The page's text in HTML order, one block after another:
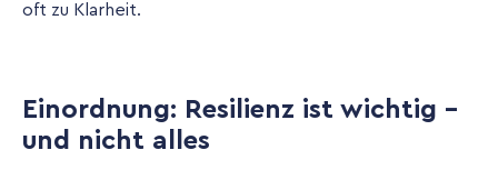
oft zu Klarheit.
Einordnung: Resilienz ist wichtig -
und nicht alles